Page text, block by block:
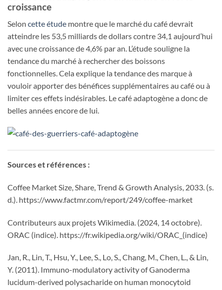
croissance
Selon cette étude montre que le marché du café devrait
atteindre les 53,5 milliards de dollars contre 34,1 aujourd’hui
avec une croissance de 4,6% par an. L’étude souligne la
tendance du marché à rechercher des boissons
fonctionnelles. Cela explique la tendance des marque à
vouloir apporter des bénéfices supplémentaires au café ou à
limiter ces effets indésirables. Le café adaptogène a donc de
belles années encore de lui.
Sources et références :
Coffee Market Size, Share, Trend & Growth Analysis, 2033. (s.
d.). https://www.factmr.com/report/249/coffee-market
Contributeurs aux projets Wikimedia. (2024, 14 octobre).
ORAC (indice). https://fr.wikipedia.org/wiki/ORAC_(indice)
Jan, R., Lin, T., Hsu, Y., Lee, S., Lo, S., Chang, M., Chen, L., & Lin,
Y. (2011). Immuno-modulatory activity of Ganoderma
lucidum-derived polysacharide on human monocytoid